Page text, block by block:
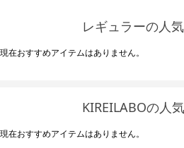
レギュラーの人
現在おすすめアイテムはありません。
KIREILABOの人
現在おすすめアイテムはありません。